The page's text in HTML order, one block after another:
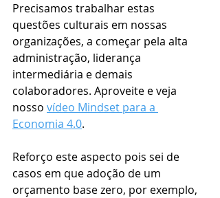
Precisamos trabalhar estas
questões culturais em nossas
organizações, a começar pela alta
administração, liderança
intermediária e demais
colaboradores. Aproveite e veja
nosso vídeo Mindset para a
Economia 4.0.
Reforço este aspecto pois sei de
casos em que adoção de um
orçamento base zero, por exemplo,